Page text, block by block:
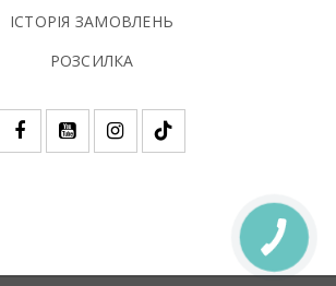
ІСТОРІЯ ЗАМОВЛЕНЬ
РОЗСИЛКА